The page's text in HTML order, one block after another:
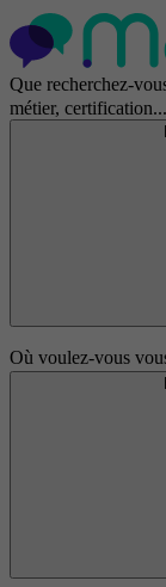
Que recherchez-
métier, certification...
Où voulez-vous